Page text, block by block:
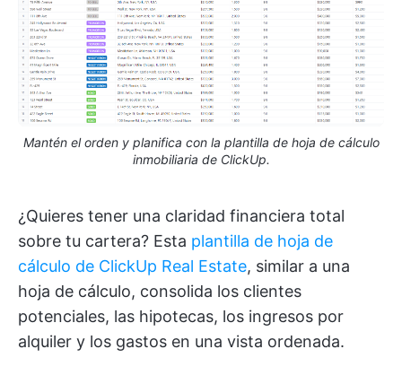
Mantén el orden y planifica con la plantilla de hoja de cálculo
inmobiliaria de ClickUp.
¿Quieres tener una claridad financiera total
sobre tu cartera? Esta plantilla de hoja de
cálculo de ClickUp Real Estate, similar a una
hoja de cálculo, consolida los clientes
potenciales, las hipotecas, los ingresos por
alquiler y los gastos en una vista ordenada.